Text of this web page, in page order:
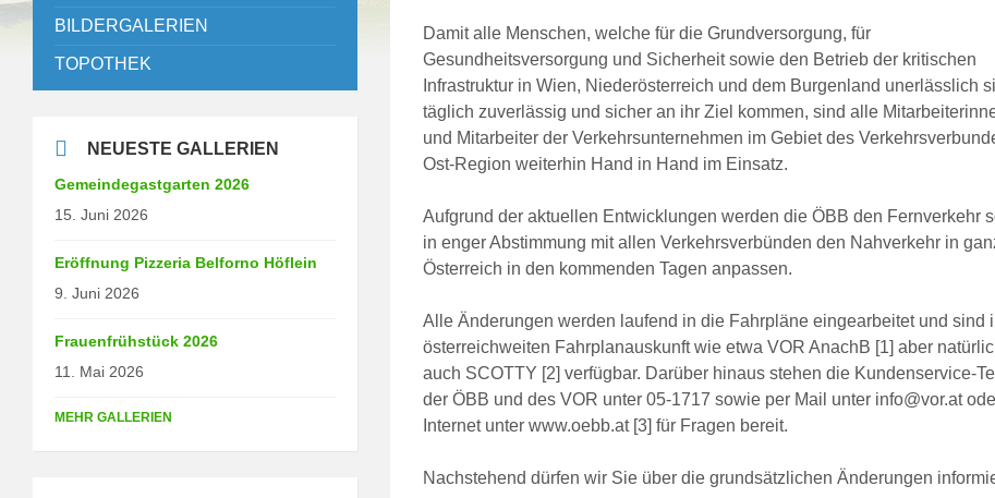
Damit alle Menschen, welche für die Grundversorgung, für
Gesundheitsversorgung und Sicherheit sowie den Betrieb der kritischen
Infrastruktur in Wien, Niederösterreich und dem Burgenland unerlässlich
täglich zuverlässig und sicher an ihr Ziel kommen, sind alle
und Mitarbeiter der Verkehrsunternehmen im Gebiet des
Ost-Region weiterhin Hand in Hand im Einsatz.
Aufgrund der aktuellen Entwicklungen werden die ÖBB den Fernverkehr
in enger Abstimmung mit allen Verkehrsverbünden den Nahverkehr in
Österreich in den kommenden Tagen anpassen.
Alle Änderungen werden laufend in die Fahrpläne eingearbeitet und sind
österreichweiten Fahrplanauskunft wie etwa VOR AnachB [1] aber
auch SCOTTY [2] verfügbar. Darüber hinaus stehen die Kundenservice-
der ÖBB und des VOR unter 05-1717 sowie per Mail unter info@vor.at
Internet unter www.oebb.at [3] für Fragen bereit.
Nachstehend dürfen wir Sie über die grundsätzlichen Änderungen
BILDERGALERIEN
TOPOTHEK
NEUESTE GALLERIEN
Gemeindegastgarten 2026
15. Juni 2026
Eröffnung Pizzeria Belforno Höflein
9. Juni 2026
Frauenfrühstück 2026
11. Mai 2026
MEHR GALLERIEN